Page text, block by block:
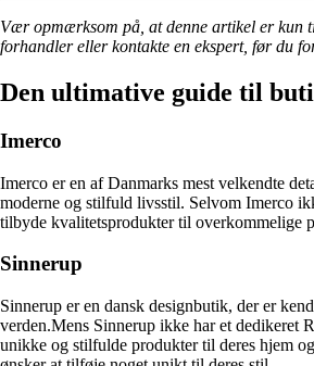
Vær opmærksom på, at denne artikel er kun
forhandler eller kontakte en ekspert, før du
Den ultimative guide til
Imerco
Imerco er en af Danmarks mest velkendte
moderne og stilfuld livsstil. Selvom Imerco
tilbyde kvalitetsprodukter til overkommelige
Sinnerup
Sinnerup er en dansk designbutik, der er
verden.Mens Sinnerup ikke har et dedikeret
unikke og stilfulde produkter til deres hjem